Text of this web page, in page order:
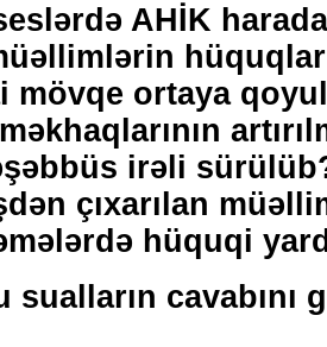
AHİK
mövqe ortaya
irəli
çıxarılan
hüquqi
sualların cavabını